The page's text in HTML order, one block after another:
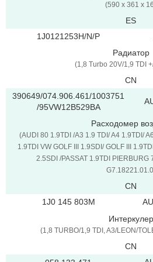
(590 x 361 x
ES
1J0121253H/N/P
Радиатор
(1,8 Turbo 20V/1,9 TDI
CN
390649/074.906.461/1003751
/95VW12B529BA
Расходомер
(AUDI 80 1.9TDI /A3 1.9 TDI/ A4 1.9TDI/
1.9TDI VW GOLF III 1.9SDI/ GOLF III
2.5SDI /PASSAT 1.9TDI PIERBURG
CN
1J0 145 803M
Интеркулер
(1,8 TURBO/1,9 TDI, A3/LEON/
CN